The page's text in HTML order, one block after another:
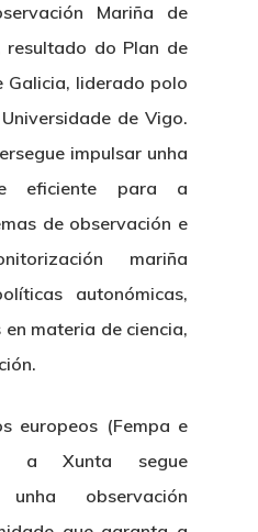
Mariña de
resultado do Plan de
Galicia, liderado polo
de Vigo.
impulsar unha
eficiente para a
de observación e
mariña
autonómicas,
materia de ciencia,
europeos (Fempa e
a Xunta segue
observación